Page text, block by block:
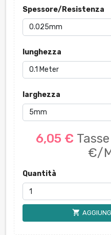
Spessore/Resistenza
lunghezza
larghezza
6,05 €
€/
Quantità
shopping_cart